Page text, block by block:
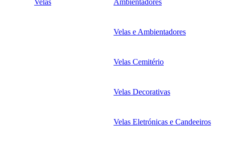
Velas e Ambientadores
Velas Cemitério
Velas Decorativas
Velas Eletrónicas e Candeeiros